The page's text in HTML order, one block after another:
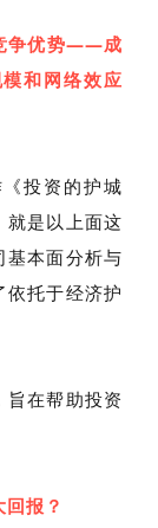
争优势——成
和网络效应
投资的护城
就是以上面这
基本面分析与
依托于经济护
旨在帮助投资
报？